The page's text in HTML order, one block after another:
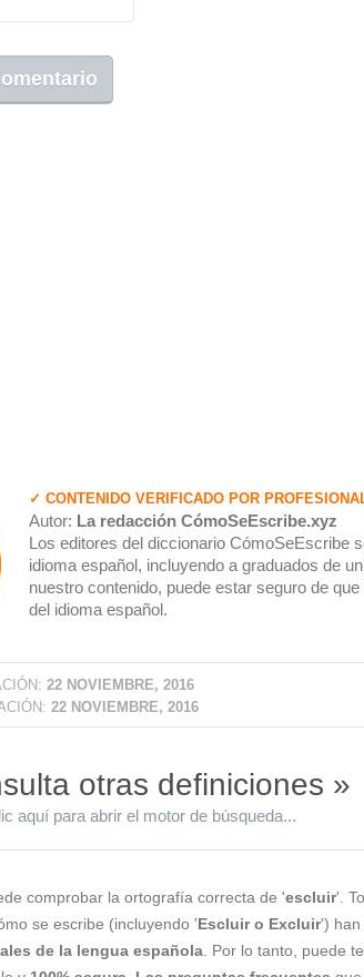
✓ CONTENIDO VERIFICADO POR
Autor: La redacción CómoSeEscribe.xyz
Los editores del diccionario CómoSeEscribe
idioma español, incluyendo a graduados de
nuestro contenido, puede estar seguro de
del idioma español.
22 NOVIEMBRE, 2016
22 NOVIEMBRE, 2016
otras definiciones »
aquí para abrir el motor de búsqueda...
comprobar la ortografía correcta de 'escluir'.
se escribe (incluyendo 'Escluir o Excluir') han
de la lengua española . Por lo tanto, puede